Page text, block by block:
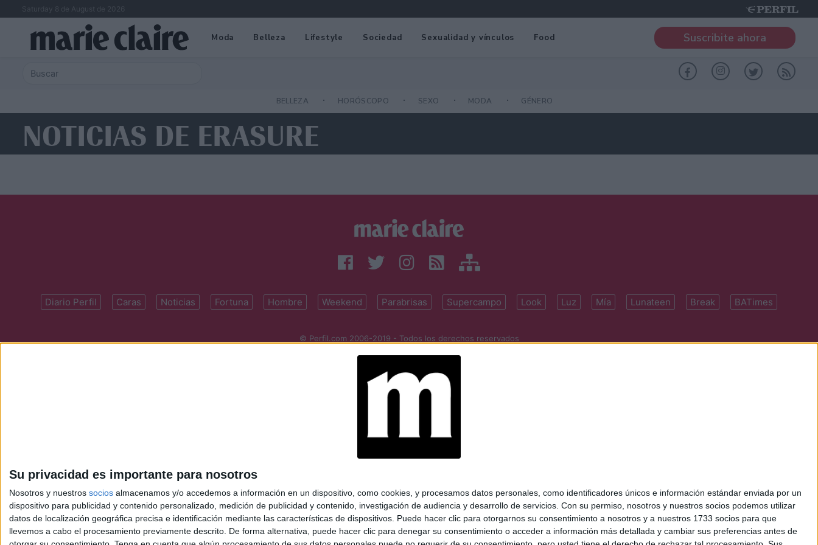
Su privacidad es importante para nosotros
Nosotros y nuestros socios almacenamos y/o accedemos a información en un dispositivo, como cookies, y procesamos datos personales, como identificadores únicos e información estándar enviada por un
dispositivo para publicidad y contenido personalizado, medición de publicidad y contenido, investigación de audiencia y desarrollo de servicios. Con su permiso, nosotros y nuestros socios podemos utilizar
datos de localización geográfica precisa e identificación mediante las características de dispositivos. Puede hacer clic para otorgarnos su consentimiento a nosotros y a nuestros 1733 socios para que
llevemos a cabo el procesamiento previamente descrito. De forma alternativa, puede hacer clic para denegar su consentimiento o acceder a información más detallada y cambiar sus preferencias antes de
Saturday 8 de August de 2026
Moda Belleza Lifestyle Sociedad Sexualidad y vínculos Food Suscribite ahora
BELLEZA HORÓSCOPO SEXO MODA GÉNERO
NOTICIAS DE ERASURE
Diario Perfil Caras Noticias Fortuna Hombre Weekend Parabrisas Supercampo Look Luz Mía Lunateen Break BATimes
© Perfil.com 2006-2019 - Todos los derechos reservados
perfilcom@perfil.com| Propietario: Diario Perfil S.A.